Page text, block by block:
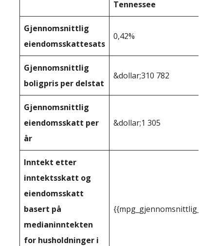
Tennessee
Gjennomsnittlig
eiendomsskattesats
0,42%
Gjennomsnittlig
boligpris per delstat
&dollar;310 782
Gjennomsnittlig
eiendomsskatt per
år
&dollar;1 305
Inntekt etter
inntektsskatt og
eiendomsskatt
basert på
medianinntekten
for husholdninger i